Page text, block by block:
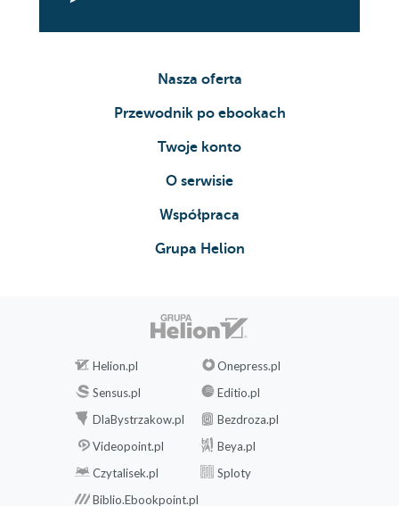
Nasza oferta
Przewodnik po ebookach
Twoje konto
O serwisie
Współpraca
Grupa Helion
Helion.pl
Onepress.pl
Sensus.pl
Editio.pl
DlaBystrzakow.pl
Bezdroza.pl
Videopoint.pl
Beya.pl
Czytalisek.pl
Sploty
Biblio.Ebookpoint.pl